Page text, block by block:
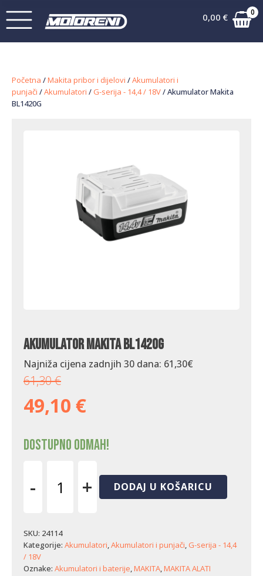
0,00 € 0
Početna /Makita pribor i dijelovi /Akumulatori i
punjači /Akumulatori / G-serija - 14,4 / 18V/ Akumulator Makita
BL1420G
Akumulator Makita BL1420G
Najniža cijena zadnjih 30 dana: 61,30€
61,30€
49,10 €
Dostupno odmah!
-
količina
+ DODAJ U KOŠARICU
SKU: 24114
Kategorije: Akumulatori,Akumulatori i punjači, G-serija - 14,4
/ 18V
Oznake: Akumulatori i baterije,MAKITA,MAKITA ALATI